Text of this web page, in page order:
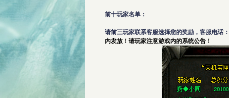
前十玩家名单：
请前三玩家联系客服选择您的奖励，客服电话：
内发放！请玩家注意游戏内的系统公告！